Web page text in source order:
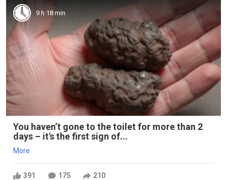
9 h 18 min
You haven’t gone to the toilet for more than 2
days – it's the first sign of...
More
391 175 210